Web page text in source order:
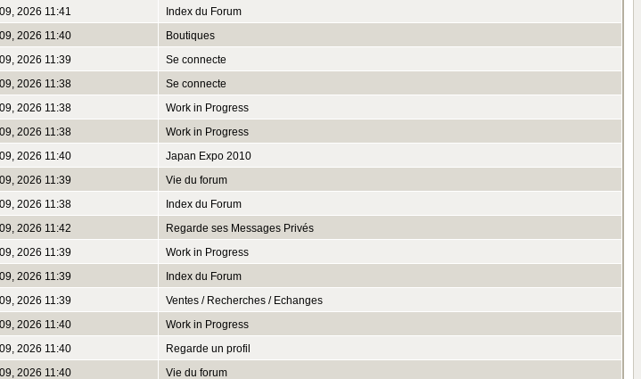
2026 11:41
Index du Forum
2026 11:40
Boutiques
2026 11:39
Se connecte
2026 11:38
Se connecte
2026 11:38
Work in Progress
2026 11:38
Work in Progress
2026 11:40
Japan Expo 2010
2026 11:39
Vie du forum
2026 11:38
Index du Forum
2026 11:42
Regarde ses Messages Privés
2026 11:39
Work in Progress
2026 11:39
Index du Forum
2026 11:39
Ventes / Recherches / Echanges
2026 11:40
Work in Progress
2026 11:40
Regarde un profil
2026 11:40
Vie du forum